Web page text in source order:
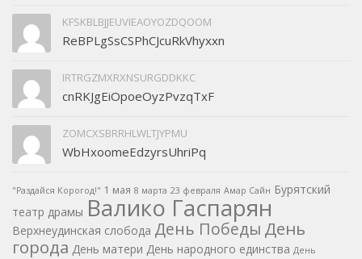
KFSKBLBJJEUVIEAOYOZDQOOM
ReBPLgSsCSPhCJcuRkVhyxxn
IRTRGZMXRXNSURGDDKKC
cnRKJgEiOpoeOyzPvzqTxF
ZOMCXSBRRHLWLTJYPMU
WbHxoomeEdzyrsUhriPq
"Раздайся Корогод!" 1 мая 8 марта 23 февраля Амар Сайн Бурятский
театр драмы Валико Гаспарян
Верхнеудинская слобода День Победы День
города День матери День народного единства День